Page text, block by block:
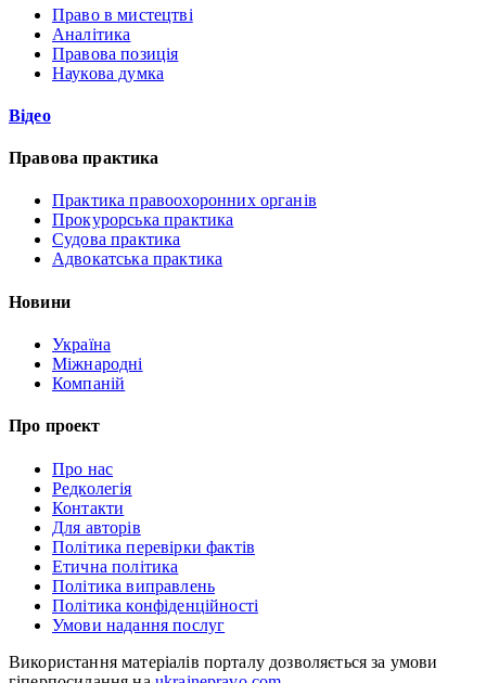
Право в мистецтві
Аналітика
Правова позиція
Наукова думка
Відео
Правова практика
Практика правоохоронних органів
Прокурорська практика
Судова практика
Адвокатська практика
Новини
Україна
Міжнародні
Компаній
Про проект
Про нас
Редколегія
Контакти
Для авторів
Політика перевірки фактів
Етична політика
Політика виправлень
Політика конфіденційності
Умови надання послуг
Використання матеріалів порталу дозволяється за умови